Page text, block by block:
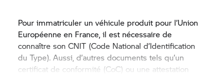
Pour immatriculer un véhicule produit pour l’Union
Européenne en France, il est nécessaire de
connaître son CNIT (Code National d’Identification
du Type). Aussi, d’autres documents tels qu’un
certificat de conformité (CoC) ou une attestation